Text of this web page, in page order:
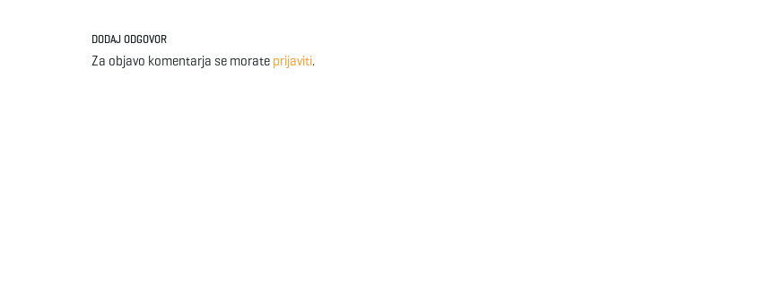
DODAJ ODGOVOR
Za objavo komentarja se morate prijaviti.